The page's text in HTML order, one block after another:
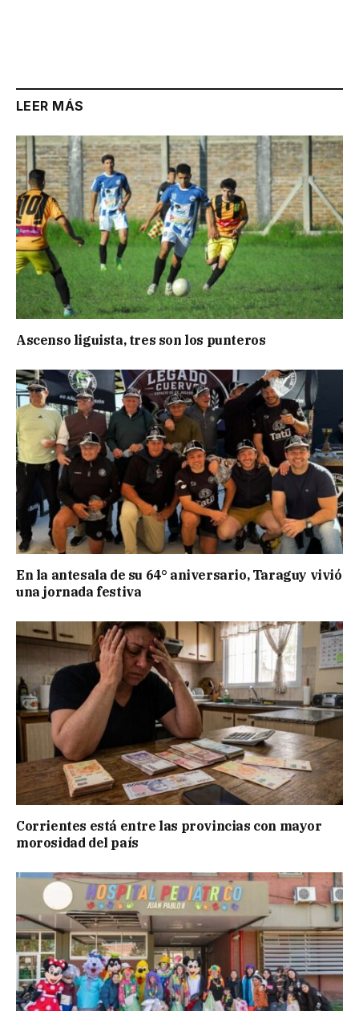
LEER MÁS
Ascenso liguista, tres son los punteros
En la antesala de su 64° aniversario, Taraguy vivió
una jornada festiva
Corrientes está entre las provincias con mayor
morosidad del país